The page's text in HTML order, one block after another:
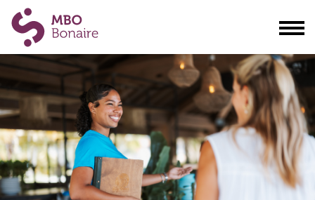
Opleidingen
Scholieren
Volwassenen
Bedrijven
Ouders